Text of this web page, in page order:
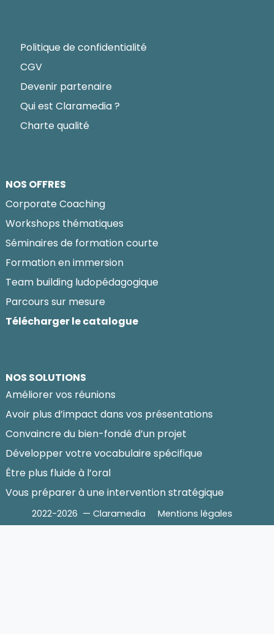
Politique de confidentialité
CGV
Devenir partenaire
Qui est Claramedia ?
Charte qualité
NOS OFFRES
Corporate Coaching
Workshops thématiques
Séminaires de formation courte
Formation en immersion
Team building ludopédagogique
Parcours sur mesure
Télécharger le catalogue
NOS SOLUTIONS
Améliorer vos réunions
Avoir plus d’impact dans vos présentations
Convaincre du bien-fondé d’un projet
Développer votre vocabulaire spécifique
Être plus fluide à l’oral
Vous préparer à une intervention stratégique
2022-2026 — Claramedia Mentions légales